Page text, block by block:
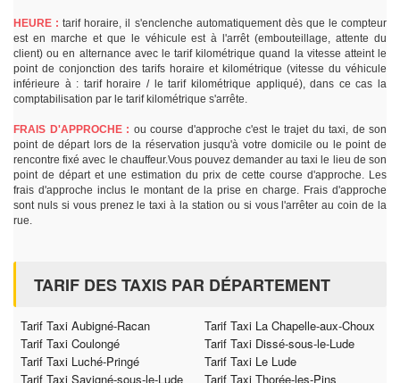
HEURE : tarif horaire, il s'enclenche automatiquement dès que le compteur
est en marche et que le véhicule est à l'arrêt (embouteillage, attente du
client) ou en alternance avec le tarif kilométrique quand la vitesse atteint le
point de conjonction des tarifs horaire et kilométrique (vitesse du véhicule
inférieure à : tarif horaire / le tarif kilométrique appliqué), dans ce cas la
comptabilisation par le tarif kilométrique s'arrête.
FRAIS D'APPROCHE : ou course d'approche c'est le trajet du taxi, de son
point de départ lors de la réservation jusqu'à votre domicile ou le point de
rencontre fixé avec le chauffeur.Vous pouvez demander au taxi le lieu de son
point de départ et une estimation du prix de cette course d'approche. Les
frais d'approche inclus le montant de la prise en charge. Frais d'approche
sont nuls si vous prenez le taxi à la station ou si vous l'arrêter au coin de la
rue.
TARIF DES TAXIS PAR DÉPARTEMENT
Tarif Taxi Aubigné-Racan
Tarif Taxi La Chapelle-aux-Choux
Tarif Taxi Coulongé
Tarif Taxi Dissé-sous-le-Lude
Tarif Taxi Luché-Pringé
Tarif Taxi Le Lude
Tarif Taxi Savigné-sous-le-Lude
Tarif Taxi Thorée-les-Pins